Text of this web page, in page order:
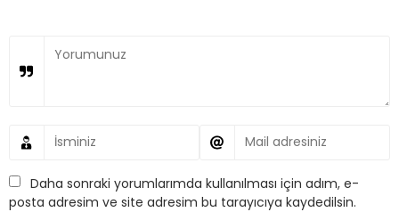
Daha sonraki yorumlarımda kullanılması için adım, e-
posta adresim ve site adresim bu tarayıcıya kaydedilsin.